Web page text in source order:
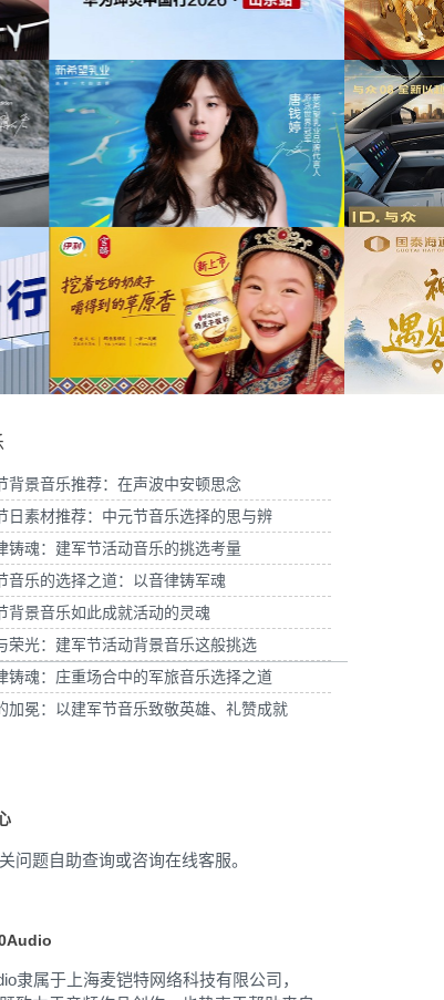
供音乐版权
为中信期货有限公司2026年中策略会提供音
为
项目提供音乐
为光明优加x上海博物馆马年限定礼盒宣传项
目提供音乐版权
目提供音乐版
为大众汽车ID与众08 KOL摄影制作项目提供
音乐版权
拍摄提供音
为国泰海通证券上海青浦分公司宣传项目提供
音乐版权
背景音乐推荐：在声波中安顿思念
日素材推荐：中元节音乐选择的思与辨
铸魂：建军节活动音乐的挑选考量
音乐的选择之道：以音律铸军魂
背景音乐如此成就活动的灵魂
荣光：建军节活动背景音乐这般挑选
铸魂：庄重场合中的军旅音乐选择之道
加冕：以建军节音乐致敬英雄、礼赞成就
问题自助查询或咨询在线客服。
隶属于上海麦铠特网络科技有限公司，